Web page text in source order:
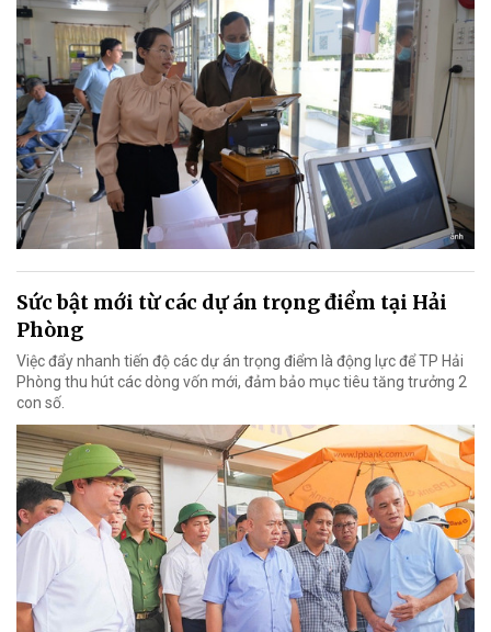
Sức bật mới từ các dự án trọng điểm tại Hải
Phòng
Việc đẩy nhanh tiến độ các dự án trọng điểm là động lực để TP Hải
Phòng thu hút các dòng vốn mới, đảm bảo mục tiêu tăng trưởng 2
con số.